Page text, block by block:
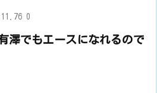
0
澤でもエースになれるので